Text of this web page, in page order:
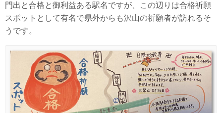
門出と合格と御利益ある駅名ですが、この辺りは合格祈願
スポットとして有名で県外からも沢山の祈願者が訪れるそ
うです。